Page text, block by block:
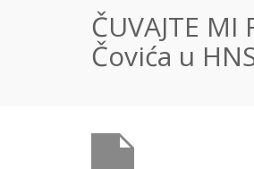
ČUVAJTE
Čovića u